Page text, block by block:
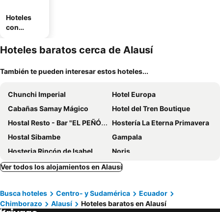
Hoteles
con
miento
Hoteles baratos cerca de Alausí
También te pueden interesar estos hoteles...
Chunchi Imperial
Hotel Europa
Cabañas Samay Mágico
Hotel del Tren Boutique
Hostal Resto - Bar "EL PEÑÓN"
Hostería La Eterna Primavera
Hostal Sibambe
Gampala
Hosteria Rincón de Isabel
Noris
Hostal Ventura
Chaperon
Ver todos los alojamientos en Alausí
Busca hoteles Centro- y Sudamérica
Ecuador
Chimborazo
Alausí Hoteles baratos en Alausí